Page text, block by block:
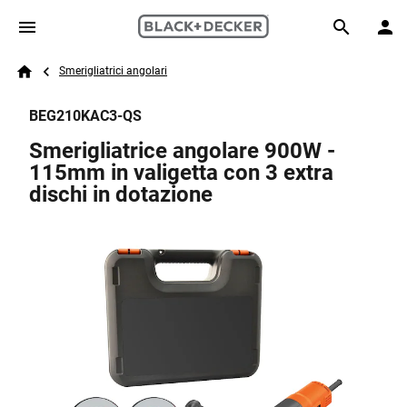
Skip to main content
Search
Breadcrumb
Smerigliatrici angolari
BEG210KAC3-QS
Smerigliatrice angolare 900W -
115mm in valigetta con 3 extra
dischi in dotazione